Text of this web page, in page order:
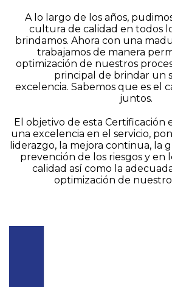
A lo largo de los años,
cultura de calidad en todos
brindamos. Ahora con una
trabajamos de manera
optimización de nuestros
principal de brindar un
excelencia. Sabemos que es el
juntos.
El objetivo de esta Certificación
una excelencia en el servicio,
liderazgo, la mejora continua, la
prevención de los riesgos y en
calidad así como la
optimización de